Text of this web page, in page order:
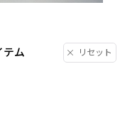
テム リセット